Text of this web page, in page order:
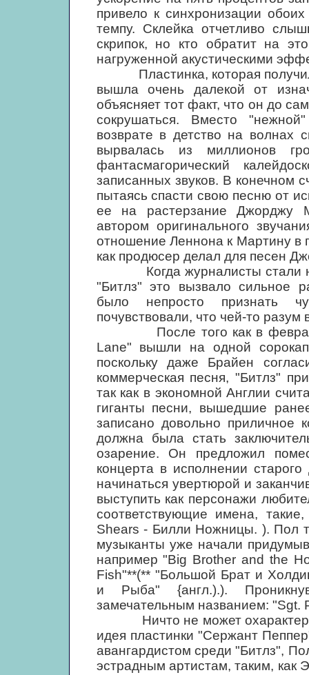
привело к синхронизации
темпу. Склейка отчетливо
скрипок, но кто обратит на
нагруженной акустическими
Пластинка, которая
вышла очень далекой от
объясняет тот факт, что он до
сокрушаться. Вместо
возврате в детство на волнах
вырвалась из миллионов
фантасмагорический
записанных звуков. В конечном
пытаясь спасти свою песню от
ее на растерзание Джорджу
автором оригинального
отношение Леннона к Мартину в
как продюсер делал для песен
Когда журналисты стали
"Битлз" это вызвало сильное
было непросто признать
почувствовали, что чей-то
После того как в феврале
Lane" вышли на одной
поскольку даже Брайен
коммерческая песня, "Битлз"
так как в экономной Англии
гиганты песни, вышедшие
записано довольно приличное
должна была стать
озарение. Он предложил
концерта в исполнении
начинаться увертюрой и
выступить как персонажи
соответствующие имена,
Shears - Билли Ножницы. ). Пол
музыканты уже начали
например "Big Brother and the
Fish"**(** "Большой Брат и
и Рыба" {англ.).).
замечательным названием: "Sgt.
Ничто не может
идея пластинки "Сержант
авангардистом среди "Битлз",
эстрадным артистам, таким,